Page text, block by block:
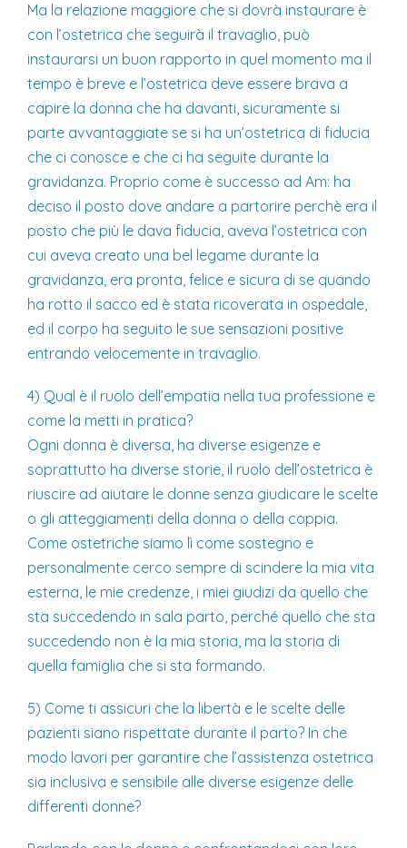
Ma la relazione maggiore che si dovrà instaurare è
con l’ostetrica che seguirà il travaglio, può
instaurarsi un buon rapporto in quel momento ma il
tempo è breve e l’ostetrica deve essere brava a
capire la donna che ha davanti, sicuramente si
parte avvantaggiate se si ha un’ostetrica di fiducia
che ci conosce e che ci ha seguite durante la
gravidanza. Proprio come è successo ad Am: ha
deciso il posto dove andare a partorire perchè era il
posto che più le dava fiducia, aveva l’ostetrica con
cui aveva creato una bel legame durante la
gravidanza, era pronta, felice e sicura di se quando
ha rotto il sacco ed è stata ricoverata in ospedale,
ed il corpo ha seguito le sue sensazioni positive
entrando velocemente in travaglio.
4) Qual è il ruolo dell’empatia nella tua professione e
come la metti in pratica?
Ogni donna è diversa, ha diverse esigenze e
soprattutto ha diverse storie, il ruolo dell’ostetrica è
riuscire ad aiutare le donne senza giudicare le scelte
o gli atteggiamenti della donna o della coppia.
Come ostetriche siamo lì come sostegno e
personalmente cerco sempre di scindere la mia vita
esterna, le mie credenze, i miei giudizi da quello che
sta succedendo in sala parto, perché quello che sta
succedendo non è la mia storia, ma la storia di
quella famiglia che si sta formando.
5) Come ti assicuri che la libertà e le scelte delle
pazienti siano rispettate durante il parto? In che
modo lavori per garantire che l’assistenza ostetrica
sia inclusiva e sensibile alle diverse esigenze delle
differenti donne?